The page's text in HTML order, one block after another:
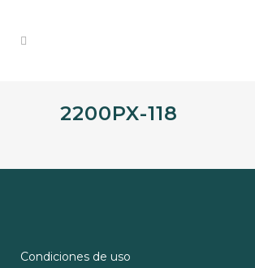
2200PX-118
Condiciones de uso